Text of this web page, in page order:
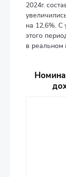
2024г.
на 12,6%. С
этого
в реальном